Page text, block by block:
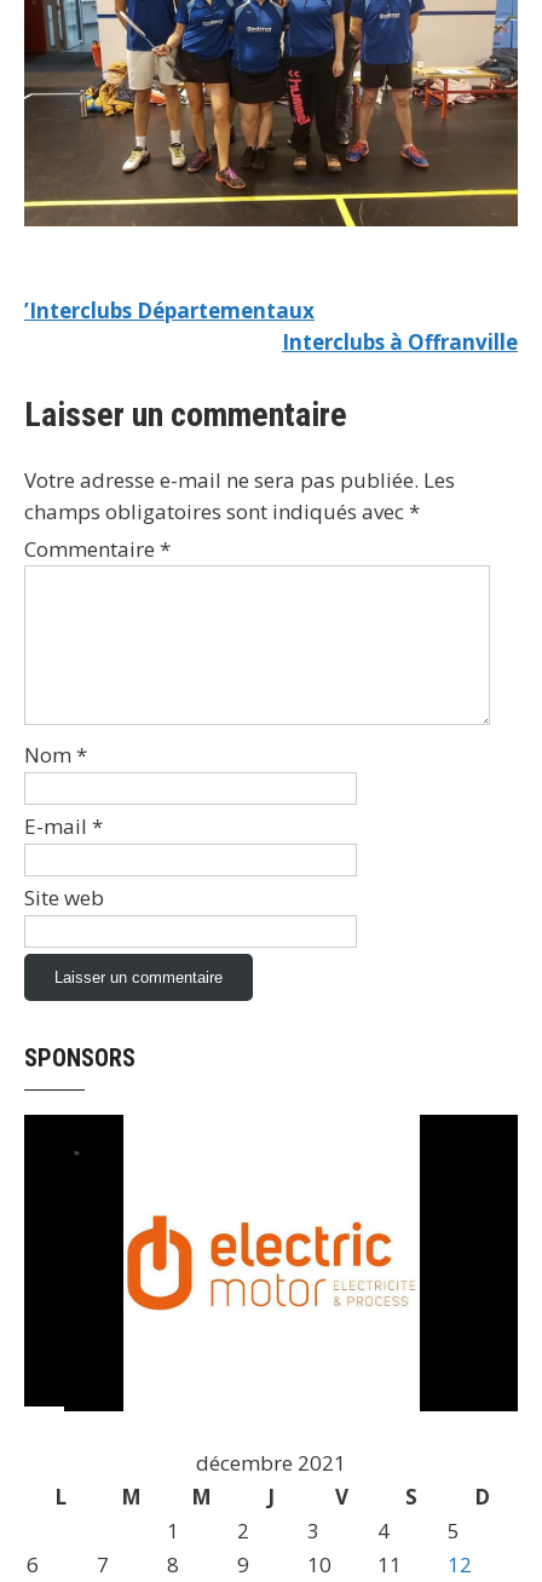
’Interclubs Départementaux
Interclubs à Offranville
Laisser un commentaire
Votre adresse e-mail ne sera pas publiée. Les
champs obligatoires sont indiqués avec*
Commentaire *
Nom *
E-mail *
Site web
SPONSORS
décembre 2021
L
M M J V S
D
1
2 3 4
5
6
7 8 9 10 11
12